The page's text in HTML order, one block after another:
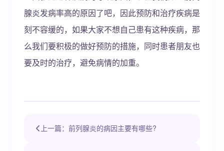
腺炎发病率高的原因了吧，因此预防和治疗疾病是
刻不容缓的，如果大家不想自己患有这种疾病，那
么我们要积极的做好预防的措施，同时患者朋友也
要及时的治疗，避免病情的加重。
上一篇：前列腺炎的病因主要有哪些?